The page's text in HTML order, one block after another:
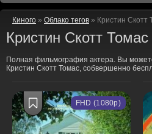
Киного » Облако тегов » Кристин Скотт
Кристин Скотт Томас
Полная фильмография актера. Вы
Кристин Скотт Томас, собвершенно
FHD (1080p)